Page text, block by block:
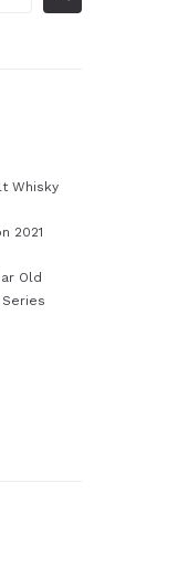
Whisky
2021
Old
Series